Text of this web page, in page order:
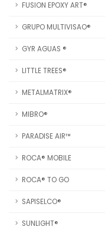
FUSION EPOXY ART®
GRUPO MULTIVISAO®
GYR AGUAS ®
LITTLE TREES®
METALMATRIX®
MIBRO®
PARADISE AIR™
ROCA® MOBILE
ROCA® TO GO
SAPISELCO®
SUNLIGHT®